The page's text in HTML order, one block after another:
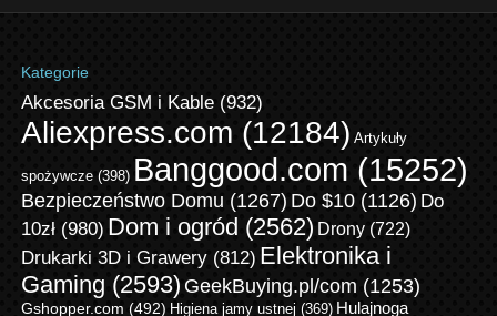
Kategorie
Akcesoria GSM i Kable(932)
Aliexpress.com (12184) Artykuły
spożywcze(398) Banggood.com (15252)
Bezpieczeństwo Domu (1267) Do $10(1126) Do
10zł(980) Dom i ogród (2562) Drony(722)
Drukarki 3D i Grawery(812) Elektronika i
Gaming (2593) GeekBuying.pl/com (1253)
Gshopper.com (492) Higiena jamy ustnej (369) Hulajnoga